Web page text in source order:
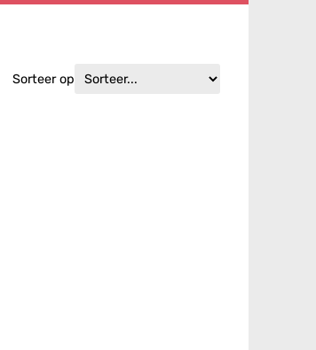
Sorteer op